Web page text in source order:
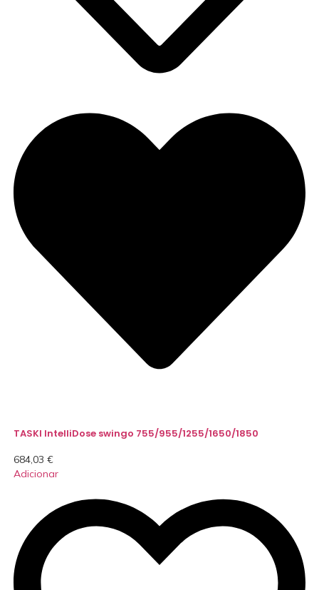
TASKI IntelliDose swingo 755/955/1255/1650/1850
684,03 €
Adicionar